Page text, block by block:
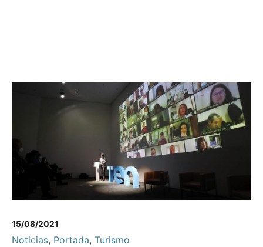
15/08/2021
Noticias, Portada, Turismo